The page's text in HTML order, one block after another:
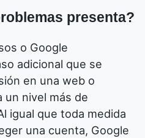
presenta?
o Google
adicional que se
en una web o
un nivel más de
igual que toda medida
una cuenta, Google